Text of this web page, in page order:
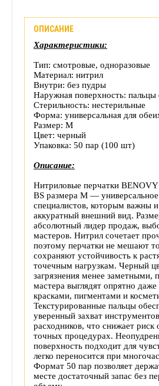
Отзывы
(0)
Доставка
этого
товара
ОПИСАНИЕ
Характеристики:
Тип: смотровые, одноразовые
Материал: нитрил
Внутри: без пудры
Наружная поверхность: пальцы
Стерильность: нестерильные
Форма: универсальная для
Размер: M
Цвет: черный
Упаковка: 50 пар (100 шт)
Описание:
Нитриловые перчатки
BS размера M —
специалистов, которым важны
аккуратный внешний вид.
абсолютный лидер продаж,
мастеров. Нитрил сочетает
поэтому перчатки не мешают
сохраняют устойчивость к
точечным нагрузкам. Черный
загрязнения менее заметными,
мастера выглядят опрятно
красками, пигментами и
Текстурированные пальцы
уверенный захват
расходников, что снижает
точных процедурах.
поверхность подходит для
легко переносится при
Формат 50 пар позволяет
месте достаточный запас без